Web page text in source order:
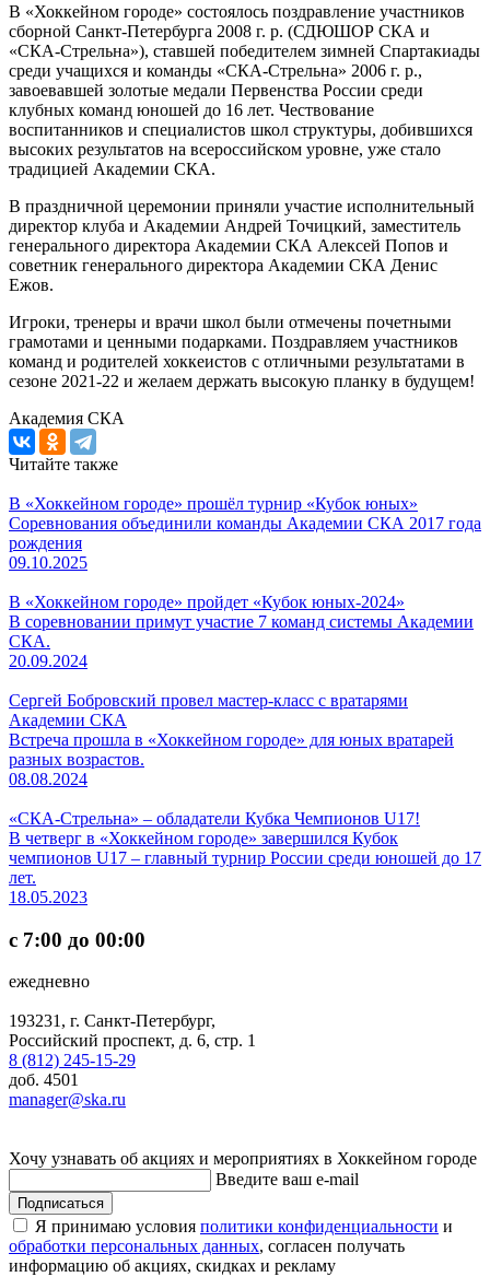
В «Хоккейном городе» состоялось поздравление участников
сборной Санкт-Петербурга 2008 г. р. (СДЮШОР СКА и
«СКА-Стрельна»), ставшей победителем зимней Спартакиады
среди учащихся и команды «СКА-Стрельна» 2006 г. р.,
завоевавшей золотые медали Первенства России среди
клубных команд юношей до 16 лет. Чествование
воспитанников и специалистов школ структуры, добившихся
высоких результатов на всероссийском уровне, уже стало
традицией Академии СКА.
В праздничной церемонии приняли участие исполнительный
директор клуба и Академии Андрей Точицкий, заместитель
генерального директора Академии СКА Алексей Попов и
советник генерального директора Академии СКА Денис
Ежов.
Игроки, тренеры и врачи школ были отмечены почетными
грамотами и ценными подарками. Поздравляем участников
команд и родителей хоккеистов с отличными результатами в
сезоне 2021-22 и желаем держать высокую планку в будущем!
Академия СКА
Читайте также
В «Хоккейном городе» прошёл турнир «Кубок юных»
Соревнования объединили команды Академии СКА 2017 года
рождения
09.10.2025
В «Хоккейном городе» пройдет «Кубок юных-2024»
В соревновании примут участие 7 команд системы Академии
СКА.
20.09.2024
Сергей Бобровский провел мастер-класс с вратарями
Академии СКА
Встреча прошла в «Хоккейном городе» для юных вратарей
разных возрастов.
08.08.2024
«СКА-Стрельна» – обладатели Кубка Чемпионов U17!
В четверг в «Хоккейном городе» завершился Кубок
чемпионов U17 – главный турнир России среди юношей до 17
лет.
18.05.2023
с 7:00 до 00:00
ежедневно
193231, г. Санкт-Петербург,
Российский проспект, д. 6, стр. 1
8 (812) 245-15-29
доб. 4501
manager@ska.ru
Хочу узнавать об акциях и мероприятиях в Хоккейном городе
Введите ваш e-mail
Подписаться
Я принимаю условия политики конфиденциальности и
обработки персональных данных, согласен получать
информацию об акциях, скидках и рекламу